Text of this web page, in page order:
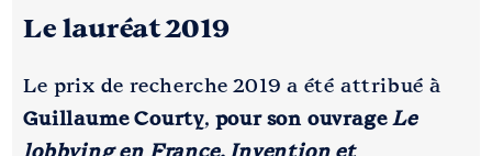
Le lauréat 2019
Le prix de recherche 2019 a été attribué à
Guillaume Courty, pour son ouvrageLe